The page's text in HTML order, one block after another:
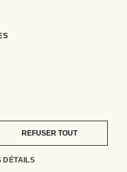
REFUSER TOUT
DÉTAILS